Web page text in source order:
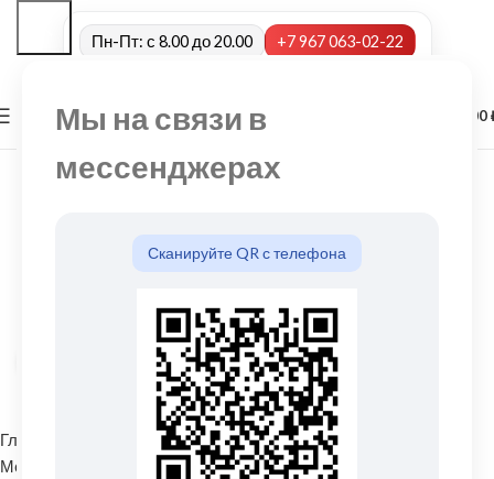
Мы на связи в
мессенджерах
Сканируйте QR с телефона
Пн-Пт: с 8.00 до 20.00 +7 967 063-02-22
МЕНЮ 0,00
Нажмите, чтобы увеличить
Главная
Водосточные системы
Металлические водосточные системы Угол желоба